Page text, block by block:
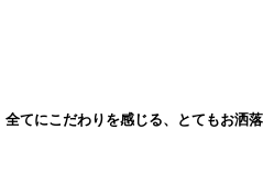
全てにこだわりを感じる、とてもお洒落